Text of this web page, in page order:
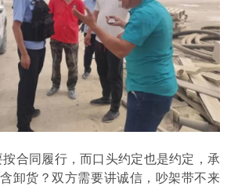
合同履行，而口头约定也是约定，承
卸货？双方需要讲诚信，吵架带不来